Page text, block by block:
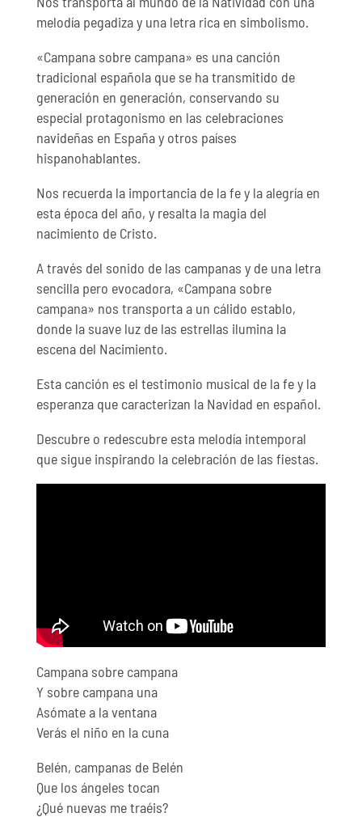
melodía pegadiza y una letra rica en simbolismo.
«Campana sobre campana» es una canción
tradicional española que se ha transmitido de
generación en generación, conservando su
especial protagonismo en las celebraciones
navideñas en España y otros países
hispanohablantes.
Nos recuerda la importancia de la fe y la alegría en
esta época del año, y resalta la magia del
nacimiento de Cristo.
A través del sonido de las campanas y de una letra
sencilla pero evocadora, «Campana sobre
campana» nos transporta a un cálido establo,
donde la suave luz de las estrellas ilumina la
escena del Nacimiento.
Esta canción es el testimonio musical de la fe y la
esperanza que caracterizan la Navidad en español.
Descubre o redescubre esta melodía intemporal
que sigue inspirando la celebración de las fiestas.
Campana sobre campana
Y sobre campana una
Asómate a la ventana
Verás el niño en la cuna
Belén, campanas de Belén
Que los ángeles tocan
¿Qué nuevas me traéis?